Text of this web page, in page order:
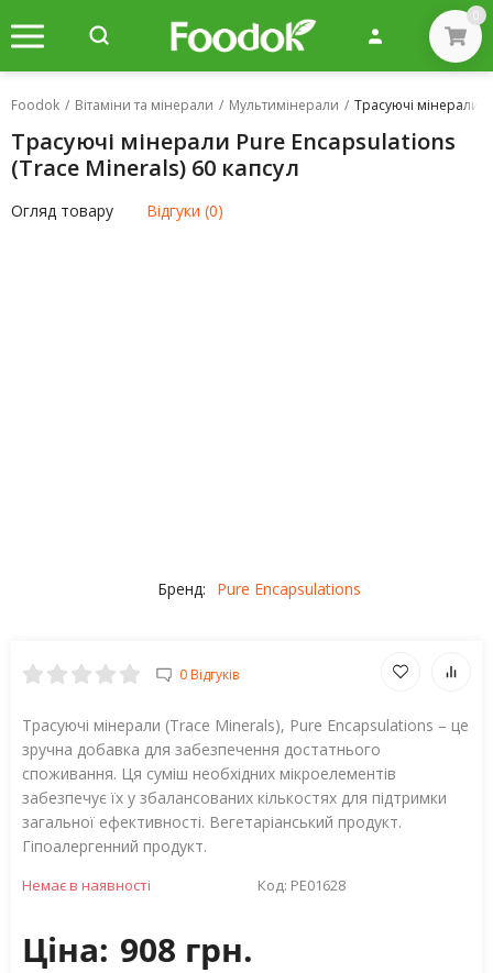
0
Foodok / Вітаміни та мінерали / Мультимінерали / Трасуючі мінерали
Трасуючі мінерали Pure Encapsulations
(Trace Minerals) 60 капсул
Огляд товару Відгуки (0)
Бренд: Pure Encapsulations
0 Відгуків
Трасуючі мінерали (Trace Minerals), Pure Encapsulations – це
зручна добавка для забезпечення достатнього
споживання. Ця суміш необхідних мікроелементів
забезпечує їх у збалансованих кількостях для підтримки
загальної ефективності. Вегетаріанський продукт.
Гіпоалергенний продукт.
Немає в наявності Код: PE01628
Ціна: 908 грн.